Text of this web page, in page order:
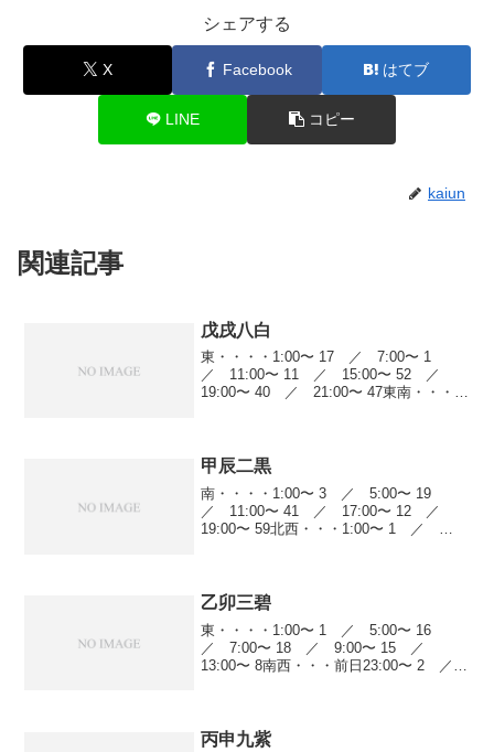
シェアする
X Facebook はてブ
LINE コピー
kaiun
関連記事
戊戌八白
東・・・・1:00〜 17 ／ 7:00〜 1
／ 11:00〜 11 ／ 15:00〜 52 ／
19:00〜 40 ／ 21:00〜 47東南・・・前
甲辰二黒
南・・・・1:00〜 3 ／ 5:00〜 19
／ 11:00〜 41 ／ 17:00〜 12 ／
19:00〜 59北西・・・1:00〜 1 ／
乙卯三碧
東・・・・1:00〜 1 ／ 5:00〜 16
／ 7:00〜 18 ／ 9:00〜 15 ／
13:00〜 8南西・・・前日23:00〜 2 ／
丙申九紫